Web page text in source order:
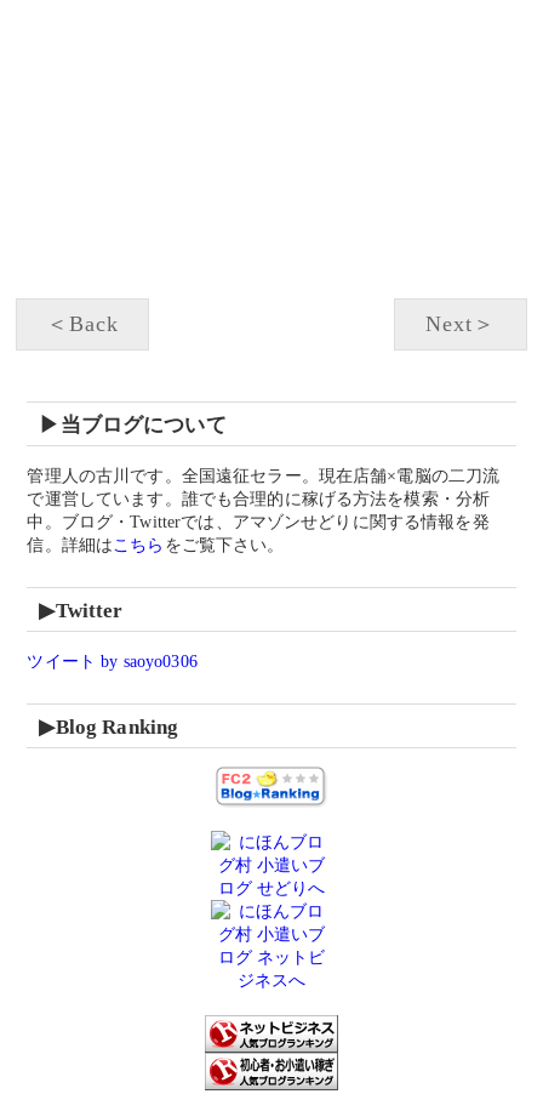
＜Back Next＞
▶当ブログについて
管理人の古川です。 全国遠征セラー。 現在店舗×電脳の二刀流
で運営しています。 誰でも合理的に稼げる方法を模索・分析
中。ブログ・Twitterでは、 アマゾンせどりに関する情報を発
信。詳細は こちら をご覧下さい。
▶Twitter
ツイート by saoyo0306
▶Blog Ranking